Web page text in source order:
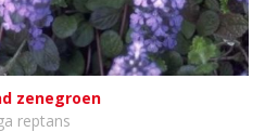
zenegroen
reptans